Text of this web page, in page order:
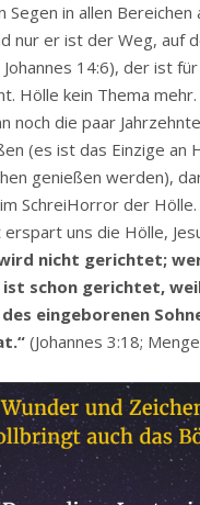
Segen in allen
nur er ist der Weg, auf
14:6), der ist
Hölle kein Thema mehr.
noch die paar
(es ist das Einzige an
genießen werden),
SchreiHorror der
uns die Hölle,
nicht gerichtet;
schon gerichtet,
eingeborenen
(Johannes 3:18;